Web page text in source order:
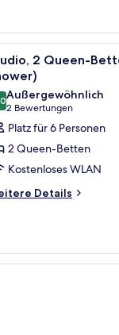
einem kleinen
Queen-
6
2 Queen-
von 10
Außergewöhnlich
2 Bewertungen
(2
Bewertungen)
Platz für 6 Personen
2 Queen-Betten
Kostenloses WLAN
Details
einem kleinen